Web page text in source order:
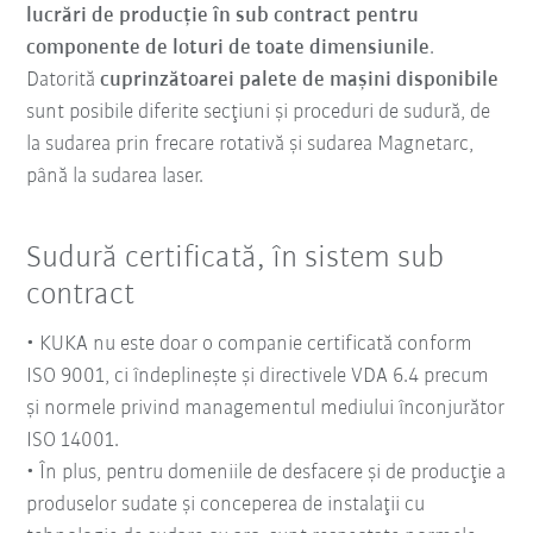
lucrări de producţie în sub contract pentru
componente de loturi de toate dimensiunile.
Datorităcuprinzătoarei palete de maşini disponibile
sunt posibile diferite secţiuni şi proceduri de sudură, de
la sudarea prin frecare rotativă şi sudarea Magnetarc,
până la sudarea laser.
Sudură certificată, în sistem sub
contract
• KUKA nu este doar o companie certificată conform
ISO 9001, ci îndeplineşte şi directivele VDA 6.4 precum
şi normele privind managementul mediului înconjurător
ISO 14001.
• În plus, pentru domeniile de desfacere şi de producţie a
produselor sudate şi conceperea de instalaţii cu